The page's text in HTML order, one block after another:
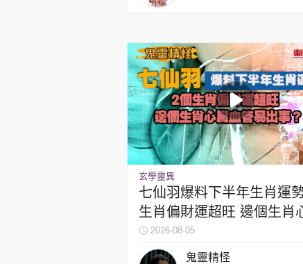
東周刊 cazbuyer 東Touch
Oh!爸媽 JobMarket 頭條搵工
關於我們 聯絡我們 隱私政策聲明 使用
玄學靈異
七仙羽爆料下半年生肖運
生肖偏財運超旺 邊個生肖
血管易出事？
2026-08-05
鬼靈精怪